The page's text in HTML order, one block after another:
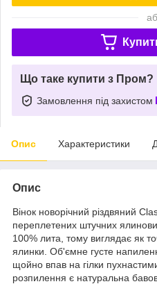
Що таке купити з Пром?
Замовлення під захистом
Опис Характеристики
Опис
Вінок новорічний різдвяний
переплетених штучних
100% лита, тому виглядає як
ялинки. Об'ємне густе
щойно впав на гілки
розпилення є натуральна